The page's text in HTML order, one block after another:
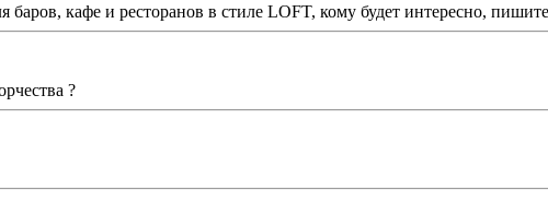
баров, кафе и ресторанов в стиле LOFT, кому будет интересно,
?